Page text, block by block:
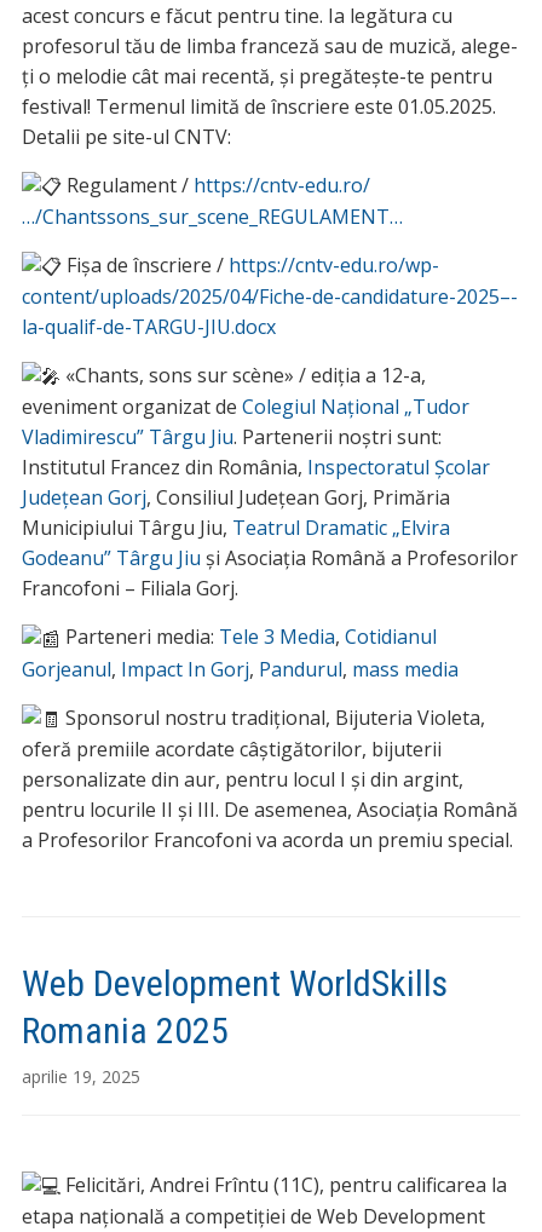
acest concurs e făcut pentru tine. Ia legătura cu
profesorul tău de limba franceză sau de muzică, alege-
ți o melodie cât mai recentă, și pregătește-te pentru
festival! Termenul limită de înscriere este 01.05.2025.
Detalii pe site-ul CNTV:
Regulament / https://cntv-edu.ro/
…/Chantssons_sur_scene_REGULAMENT…
Fișa de înscriere / https://cntv-edu.ro/wp-
content/uploads/2025/04/Fiche-de-candidature-2025–-
la-qualif-de-TARGU-JIU.docx
«Chants, sons sur scène» / ediția a 12-a,
eveniment organizat de Colegiul Național „Tudor
Vladimirescu” Târgu Jiu. Partenerii noștri sunt:
Institutul Francez din România, Inspectoratul Școlar
Județean Gorj, Consiliul Județean Gorj, Primăria
Municipiului Târgu Jiu, Teatrul Dramatic „Elvira
Godeanu” Târgu Jiu și Asociația Română a Profesorilor
Francofoni – Filiala Gorj.
Parteneri media: Tele 3 Media, Cotidianul
Gorjeanul, Impact In Gorj, Pandurul, mass media
Sponsorul nostru tradițional, Bijuteria Violeta,
oferă premiile acordate câștigătorilor, bijuterii
personalizate din aur, pentru locul I și din argint,
pentru locurile II și III. De asemenea, Asociația Română
a Profesorilor Francofoni va acorda un premiu special.
Web Development WorldSkills
Romania 2025
aprilie 19, 2025
Felicitări, Andrei Frîntu (11C), pentru calificarea la
etapa națională a competiției de Web Development